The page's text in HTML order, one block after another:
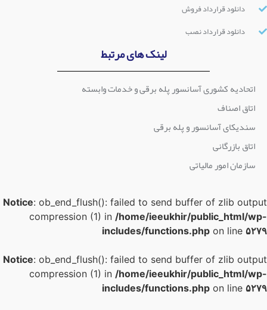
دانلود قرارداد فروش
دانلود قرارداد نصب
لینک های مرتبط
اتحادیه کشوری آسانسور پله برقی و خدمات وابسته
اتاق اصناف
سندیکای آسانسور و پله برقی
اتاق بازرگانی
سازمان امور مالیاتی
Notice : ob_end_flush(): failed to send buffer of zlib
compression (1) in/home/ieeukhir/public_html/
includes/functions.phpon line
Notice : ob_end_flush(): failed to send buffer of zlib
compression (1) in/home/ieeukhir/public_html/
includes/functions.phpon line